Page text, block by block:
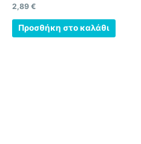
Βαθμολογήθηκε
με
0
από
2,89 €
Προσθήκη στο καλάθι